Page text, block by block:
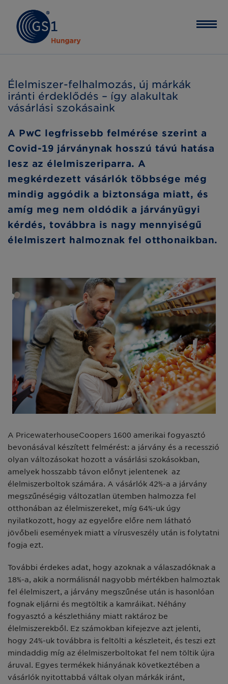
Élelmiszer-felhalmozás, új márkák
iránti érdeklődés – így alakultak
vásárlási szokásaink
A PwC legfrissebb felmérése szerint a
Covid-19 járványnak hosszú távú hatása
lesz az élelmiszeriparra. A
megkérdezett vásárlók többsége még
mindig aggódik a biztonsága miatt, és
amíg meg nem oldódik a járványügyi
kérdés, továbbra is nagy mennyiségű
élelmiszert halmoznak fel otthonaikban.
A PricewaterhouseCoopers 1600 amerikai fogyasztó
bevonásával készített felmérést: a járvány és a recesszió
olyan változásokat hozott a vásárlási szokásokban,
amelyek hosszabb távon előnyt jelentenek az
élelmiszerboltok számára. A vásárlók 42%-a a járvány
megszűnéségig változatlan ütemben halmozza fel
otthonában az élelmiszereket, míg 64%-uk úgy
nyilatkozott, hogy az egyelőre előre nem látható
jövőbeli események miatt a vírusveszély után is folytatni
fogja ezt.
További érdekes adat, hogy azoknak a válaszadóknak a
18%-a, akik a normálisnál nagyobb mértékben halmoztak
fel élelmiszert, a járvány megszűnése után is hasonlóan
fognak eljárni és megtöltik a kamráikat. Néhány
fogyasztó a készlethiány miatt raktároz be
élelmiszerekből. Ez számokban kifejezve azt jelenti,
hogy 24%-uk továbbra is feltölti a készleteit, és teszi ezt
mindaddig míg az élelmiszerboltokat fel nem töltik újra
áruval. Egyes termékek hiányának következtében a
vásárlók nyitottabbá váltak olyan márkák iránt,